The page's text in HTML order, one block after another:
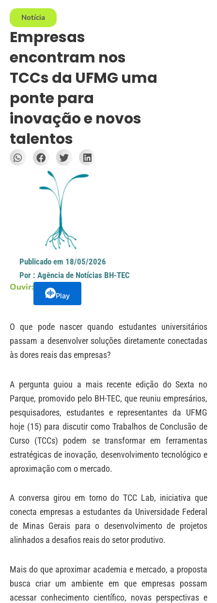
Notícia
Empresas
encontram nos
TCCs da UFMG uma
ponte para
inovação e novos
talentos
Publicado em 18/05/2026
Por : Agência de Notícias BH-TEC
Ouvir:
Play
O que pode nascer quando estudantes universitários
passam a desenvolver soluções diretamente conectadas
às dores reais das empresas?
A pergunta guiou a mais recente edição do Sexta no
Parque, promovido pelo BH-TEC, que reuniu empresários,
pesquisadores, estudantes e representantes da UFMG
hoje (15) para discutir como Trabalhos de Conclusão de
Curso (TCCs) podem se transformar em ferramentas
estratégicas de inovação, desenvolvimento tecnológico e
aproximação com o mercado.
A conversa girou em torno do TCC Lab, iniciativa que
conecta empresas a estudantes da Universidade Federal
de Minas Gerais para o desenvolvimento de projetos
alinhados a desafios reais do setor produtivo.
Mais do que aproximar academia e mercado, a proposta
busca criar um ambiente em que empresas possam
acessar conhecimento científico, novas perspectivas e